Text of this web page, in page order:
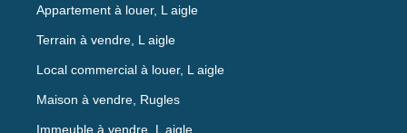
Appartement à louer, L aigle
Terrain à vendre, L aigle
Local commercial à louer, L aigle
Maison à vendre, Rugles
Immeuble à vendre, L aigle